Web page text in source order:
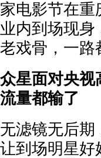
家电影节在重
业内到场现身
老戏骨，一路
众星面对央视
流量都输了
无滤镜无后期
让到场明星好